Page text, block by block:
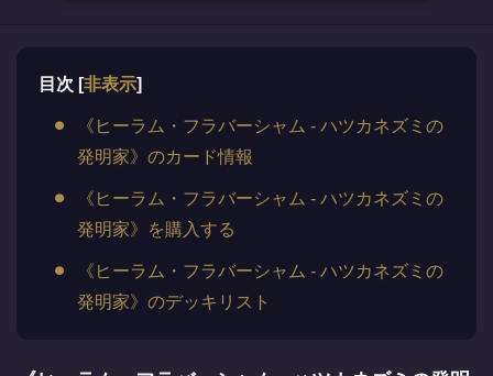
目次 [非表示]
《ヒーラム・フラバーシャム - ハツカネズミの
発明家》のカード情報
《ヒーラム・フラバーシャム - ハツカネズミの
発明家》を購入する
《ヒーラム・フラバーシャム - ハツカネズミの
発明家》のデッキリスト